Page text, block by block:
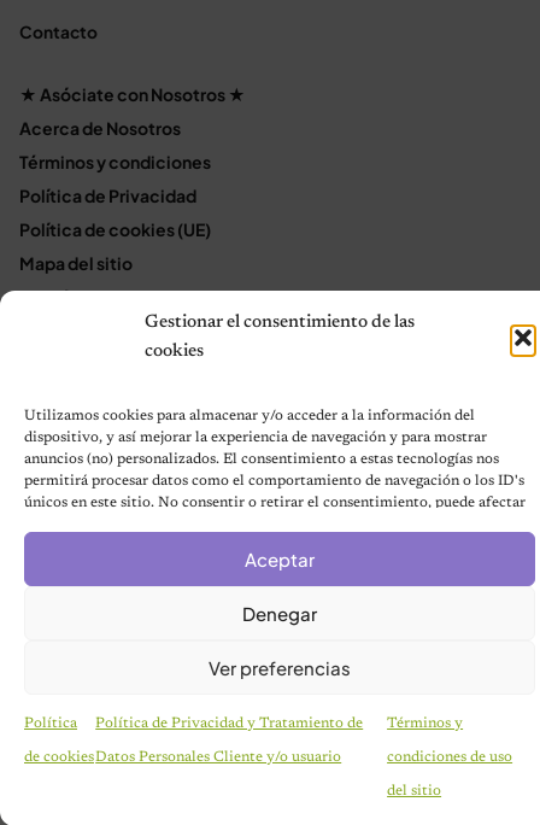
Gestionar el consentimiento de las
cookies
Utilizamos cookies para almacenar y/o acceder a la información del
dispositivo, y así mejorar la experiencia de navegación y para mostrar
anuncios (no) personalizados. El consentimiento a estas tecnologías nos
permitirá procesar datos como el comportamiento de navegación o los ID's
únicos en este sitio. No consentir o retirar el consentimiento, puede afectar
Aceptar
Denegar
Ver preferencias
Política
de cookies
Política de Privacidad y Tratamiento de
Datos Personales Cliente y/o usuario
Términos y
condiciones de uso
del sitio
HISTORIAS EMOTIVAS
El Día Que 101 Perros Conocieron Por Primera
Contacto
★ Asóciate con Nosotros ★
Acerca de Nosotros
Términos y condiciones
Política de Privacidad
Política de cookies (UE)
Mapa del sitio
Contáctanos
Terms and Conditions
© 2026 Notas de Mascotas
Política de privacidad